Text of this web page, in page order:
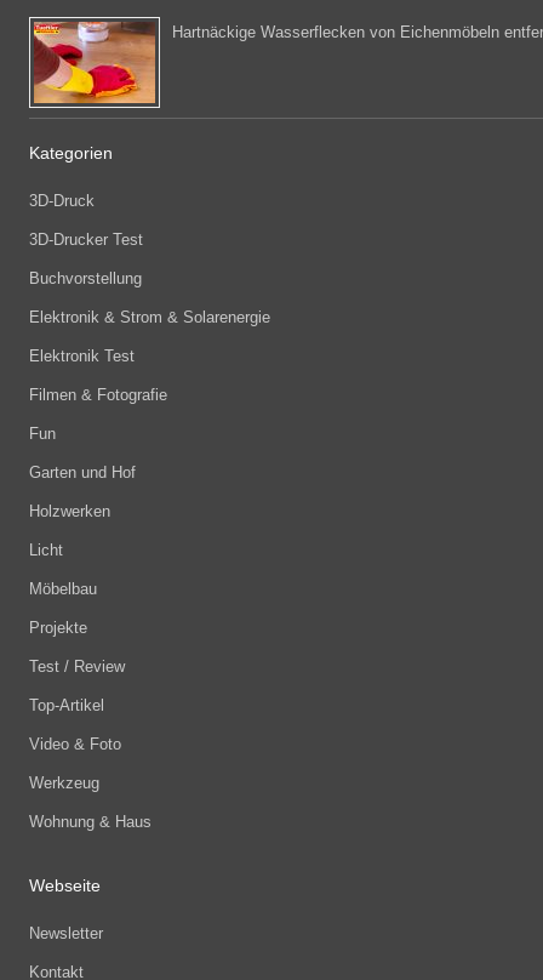
Hartnäckige Wasserflecken von Eichenmöbeln
Kategorien
3D-Druck
3D-Drucker Test
Buchvorstellung
Elektronik & Strom & Solarenergie
Elektronik Test
Filmen & Fotografie
Fun
Garten und Hof
Holzwerken
Licht
Möbelbau
Projekte
Test / Review
Top-Artikel
Video & Foto
Werkzeug
Wohnung & Haus
Webseite
Newsletter
Kontakt